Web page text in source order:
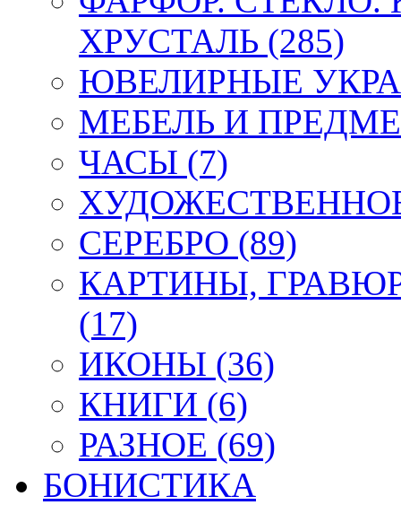
ХРУСТАЛЬ (285)
ЮВЕЛИРНЫЕ
МЕБЕЛЬ И
ЧАСЫ (7)
СЕРЕБРО (89)
КАРТИНЫ,
(17)
ИКОНЫ (36)
КНИГИ (6)
РАЗНОЕ (69)
БОНИСТИКА